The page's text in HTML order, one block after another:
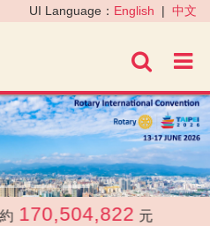
進階
UI Language： English | 中文
›
170,504,822 元